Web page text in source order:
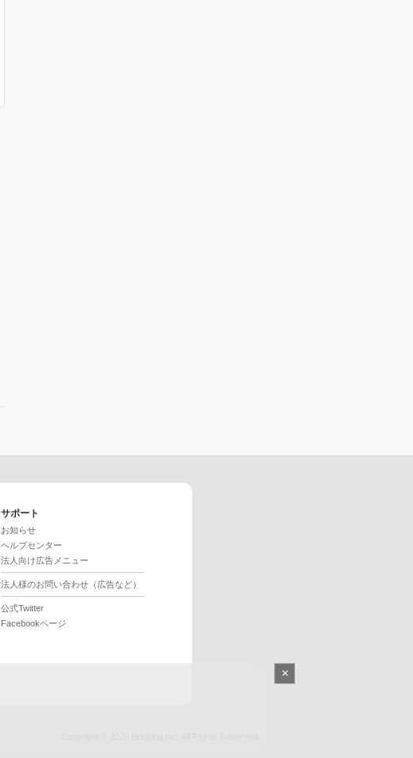
サポート
お知らせ
ヘルプセンター
法人向け広告メニュー
法人様のお問い合わせ（広告など）
公式Twitter
Facebookページ
×